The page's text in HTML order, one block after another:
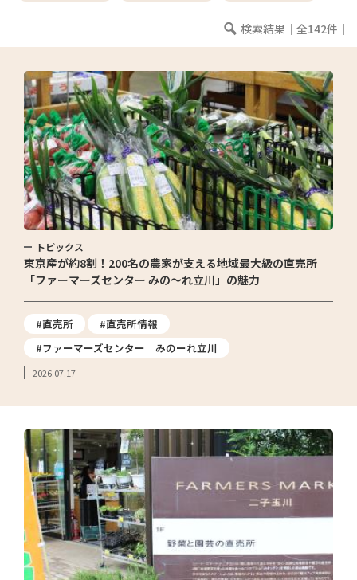
検索結果｜全142件｜
トピックス
東京産が約8割！200名の農家が支える地域最大級の直売所
「ファーマーズセンター みの〜れ立川」の魅力
#直売所
#直売所情報
#ファーマーズセンター みのーれ立川
2026.07.17